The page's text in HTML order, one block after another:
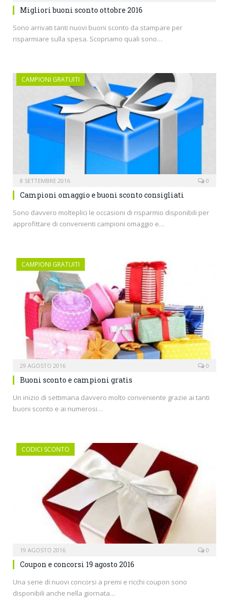
Migliori buoni sconto ottobre 2016
Sono arrivati tanti nuovi buoni sconto da stampare per
risparmiare sulla spesa. Scopriamo quali sono…
CAMPIONI GRATUITI
8 SETTEMBRE 2016 0
Campioni omaggio e buoni sconto consigliati
Sono davvero molteplici le occasioni di risparmio disponibili per
approfittare di convenienti campioni omaggio e…
CAMPIONI GRATUITI
29 AGOSTO 2016 0
Buoni sconto e campioni gratis
Un inizio di settimana davvero molto conveniente grazie ai tanti
buoni sconto e ai numerosi…
CODICI SCONTO
19 AGOSTO 2016 0
Coupon e concorsi 19 agosto 2016
Una serie di nuovi concorsi a premi e ricchi coupon sono
disponibili anche nella giornata…